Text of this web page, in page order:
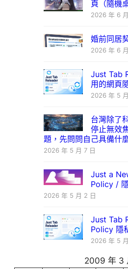
頁（隨機
2026 年 6
婚前同居
2026 年 6
Just Tab
用的網頁
2026 年 5
台灣除了
停止無效
題，先問問自己具備什
2026 年 5 月 7 日
Just a
Policy /
2026 年 5 月 2 日
Just Tab
Policy 隱
2026 年 5
2009 年 3